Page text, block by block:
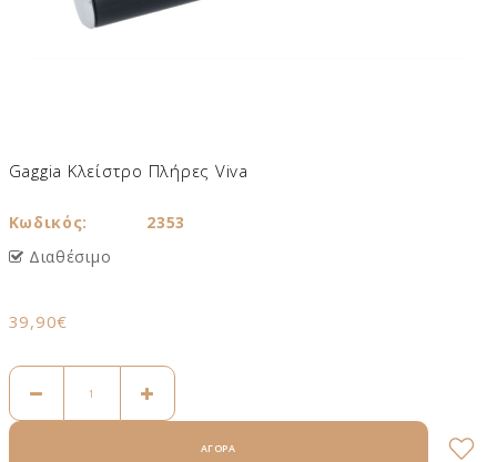
Gaggia Κλείστρο Πλήρες Viva
Κωδικός:
2353
Διαθέσιμο
39,90€